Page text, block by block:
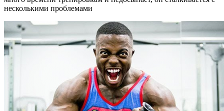
несколькими проблемами